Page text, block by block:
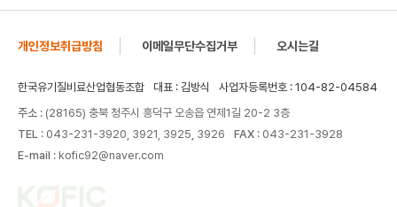
개인정보취급방침 이메일무단수집거부 오시는길
한국유기질비료산업협동조합 대표 : 김방식
사업자등록번호 : 104-82-04584
주소 : (28165) 충북 청주시 흥덕구 오송읍 연제1길 20-2 3층
TEL : 043-231-3920, 3921, 3925, 3926 FAX : 043-231-3928
E-mail : kofic92@naver.com